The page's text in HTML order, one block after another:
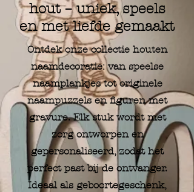
hout – uniek, speels
en met liefde gemaakt
Ontdek onze collectie houten
naamdecoratie: van speelse
naamplankjes tot originele
naampuzzels en figuren met
gravure. Elk stuk wordt met
zorg ontworpen en
gepersonaliseerd, zodat het
perfect past bij de ontvanger.
Ideaal als geboortegeschenk,